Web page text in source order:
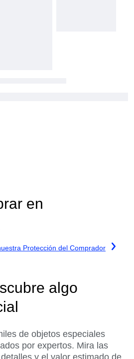
en
Protección del Comprador
algo
de objetos especiales
por expertos. Mira las
y el valor estimado de